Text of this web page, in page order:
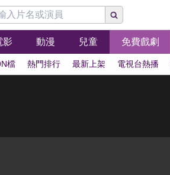
影 動漫 兒童 免費戲劇
檔 熱門排行 最新上架 電視台熱播